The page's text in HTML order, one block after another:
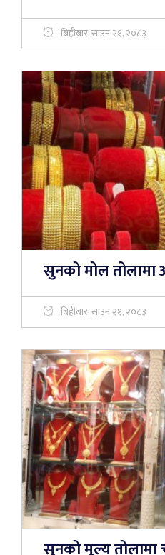
बिहीबार, साउन २१, २०८३
सुनको मोल तोलामा
बिहीबार, साउन २१, २०८३
सुनको मूल्य तोलामा